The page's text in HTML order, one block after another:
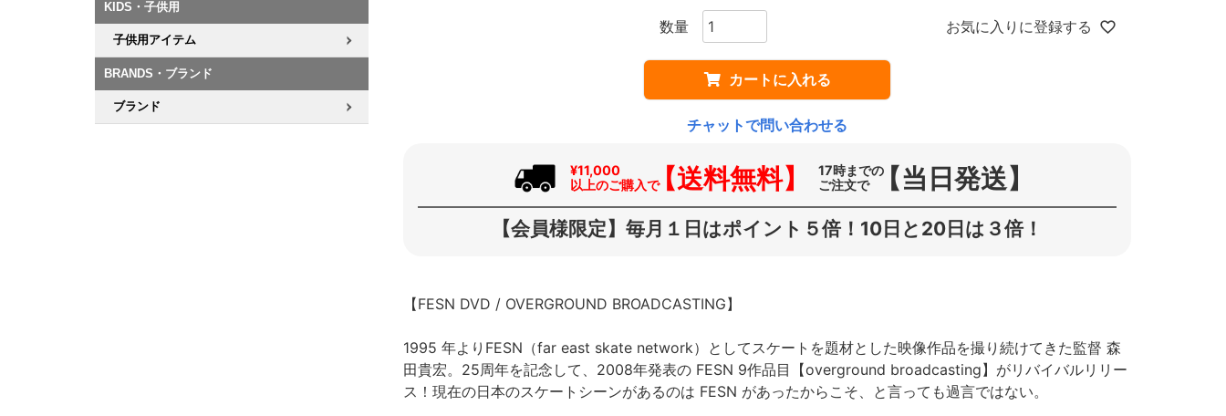
KIDS・子供用
子供用アイテム
BRANDS・ブランド
ブランド
お気に入りに登録する
カートに入れる
チャットで問い合わせる
¥11,000
以上のご購入で【送料無料】
17時までの
ご注文で 【当日発送】
【会員様限定】毎月１日はポイント５倍！10日と20日は３倍！
【FESN DVD / OVERGROUND BROADCASTING】
1995 年よりFESN（far east skate network）としてスケートを題材とした映像作品を撮り続けてきた監督 森
田貴宏。25周年を記念して、2008年発表の FESN 9作品目【overground broadcasting】がリバイバルリリー
ス！現在の日本のスケートシーンがあるのは FESN があったからこそ、と言っても過言ではない。